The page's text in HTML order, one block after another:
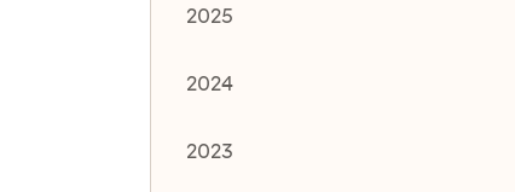
2025
2024
2023